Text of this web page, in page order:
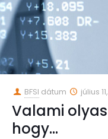
BFSI dátum július
Valami
hogy…